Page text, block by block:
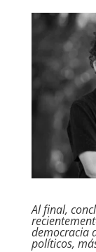
Al final,
democracia
políticos,